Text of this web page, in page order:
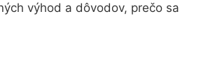
výhod a dôvodov, prečo sa